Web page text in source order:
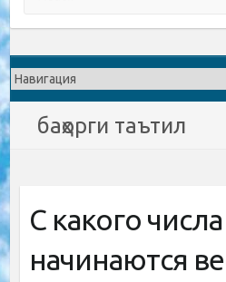
баҳорги таътил
С какого числа
начинаются